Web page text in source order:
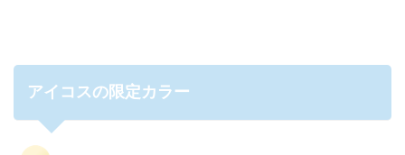
アイコスの限定カラー